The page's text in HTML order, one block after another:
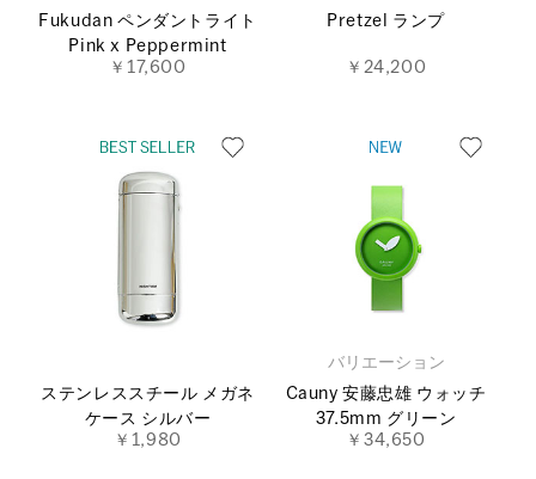
Fukudan ペンダントライト
Pink x Peppermint
￥17,600
Pretzel ランプ
￥24,200
ステンレススチール メガネ
ケース シルバー
￥1,980
バリエーション
Cauny 安藤忠雄 ウォッチ
37.5mm グリーン
￥34,650